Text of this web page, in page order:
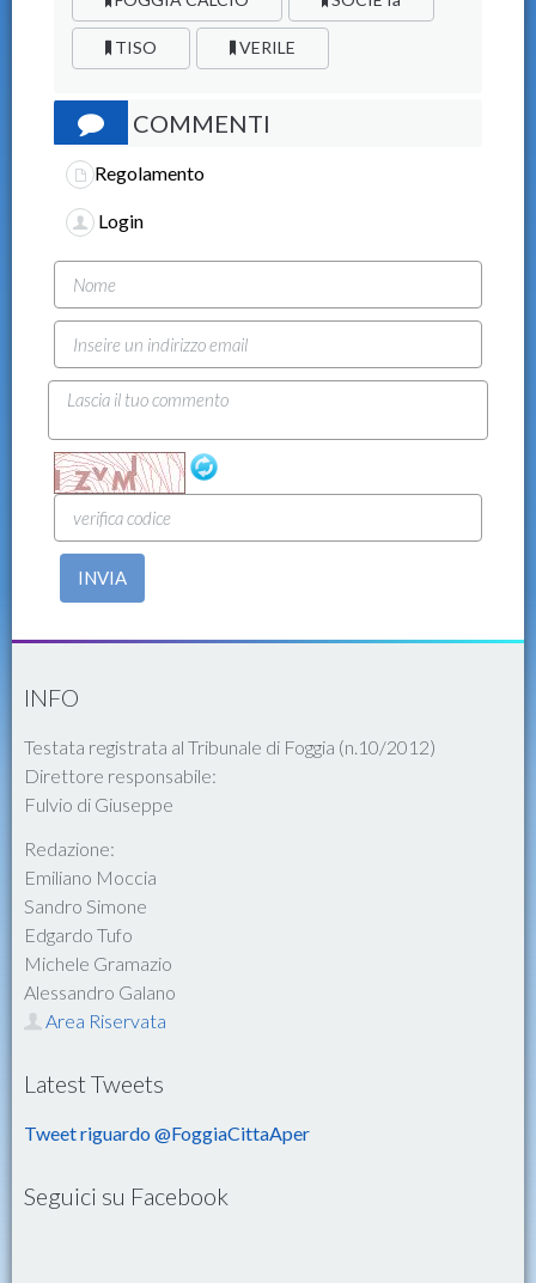
TISO VERILE
COMMENTI
Regolamento
Login
INVIA
INFO
Testata registrata al Tribunale di Foggia (n.10/2012)
Direttore responsabile:
Fulvio di Giuseppe
Redazione:
Emiliano Moccia
Sandro Simone
Edgardo Tufo
Michele Gramazio
Alessandro Galano
Area Riservata
Latest Tweets
Tweet riguardo @FoggiaCittaAper
Seguici su Facebook